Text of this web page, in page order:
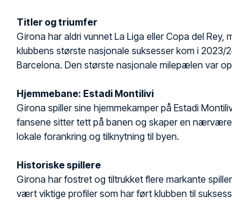
Titler og triumfer
Girona har aldri vunnet La Liga eller Copa del
klubbens største nasjonale suksesser kom i 2023/
Barcelona. Den største nasjonale milepælen var
Hjemmebane: Estadi Montilivi
Girona spiller sine hjemmekamper på Estadi
fansene sitter tett på banen og skaper en
lokale forankring og tilknytning til byen.
Historiske spillere
Girona har fostret og tiltrukket flere markante
vært viktige profiler som har ført klubben til